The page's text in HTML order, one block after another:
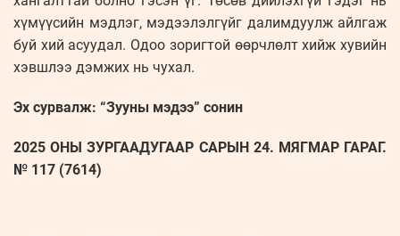
хүмүүсийн мэдлэг, мэдээлэлгүйг далимдуулж айлгаж
буй хий асуудал. Одоо зоригтой өөрчлөлт хийж хувийн
хэвшлээ дэмжих нь чухал.
Эх сурвалж: “Зууны мэдээ” сонин
2025 ОНЫ ЗУРГААДУГААР САРЫН 24. МЯГМАР ГАРАГ.
№ 117 (7614)